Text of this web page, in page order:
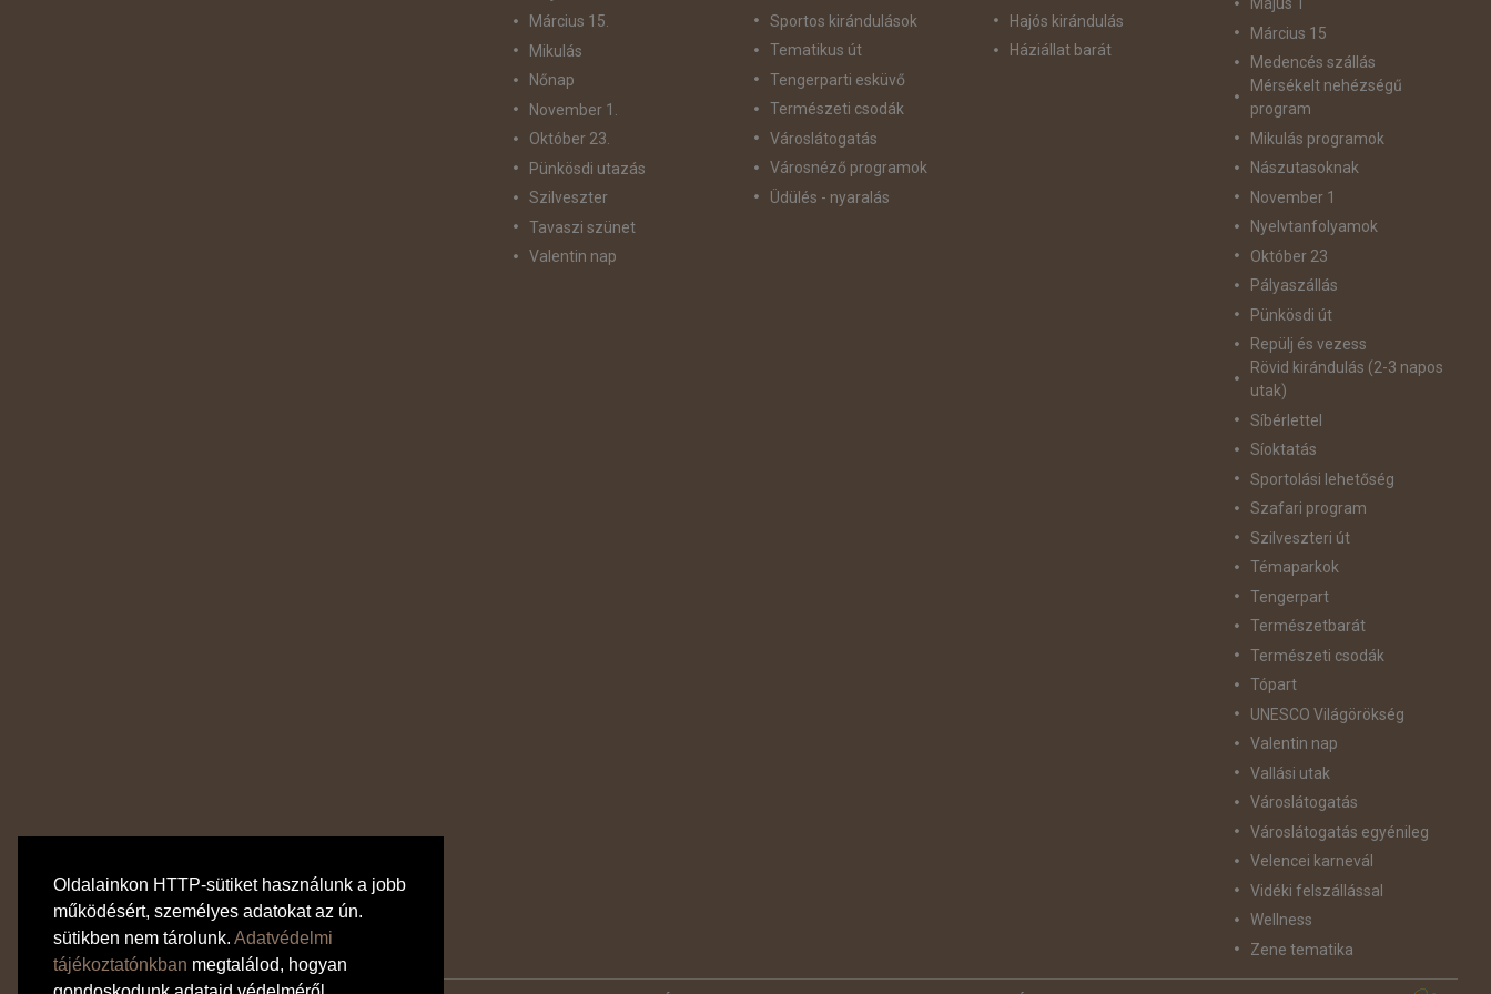
Oldalainkon HTTP-sütiket használunk a jobb
működésért, személyes adatokat az ún.
sütikben nem tárolunk. Adatvédelmi
tájékoztatónkban megtalálod, hogyan
Március 15.
Mikulás
Nőnap
November 1.
Október 23.
Pünkösdi utazás
Szilveszter
Tavaszi szünet
Valentin nap
Sportos kirándulások
Tematikus út
Tengerparti esküvő
Természeti csodák
Városlátogatás
Városnéző programok
Üdülés - nyaralás
Hajós kirándulás
Háziállat barát
Március 15
Medencés szállás
Mérsékelt nehézségű
program
Mikulás programok
Nászutasoknak
November 1
Nyelvtanfolyamok
Október 23
Pályaszállás
Pünkösdi út
Repülj és vezess
Rövid kirándulás (2-3 napos
utak)
Síbérlettel
Síoktatás
Sportolási lehetőség
Szafari program
Szilveszteri út
Témaparkok
Tengerpart
Természetbarát
Természeti csodák
Tópart
UNESCO Világörökség
Valentin nap
Vallási utak
Városlátogatás
Városlátogatás egyénileg
Velencei karnevál
Vidéki felszállással
Wellness
Zene tematika